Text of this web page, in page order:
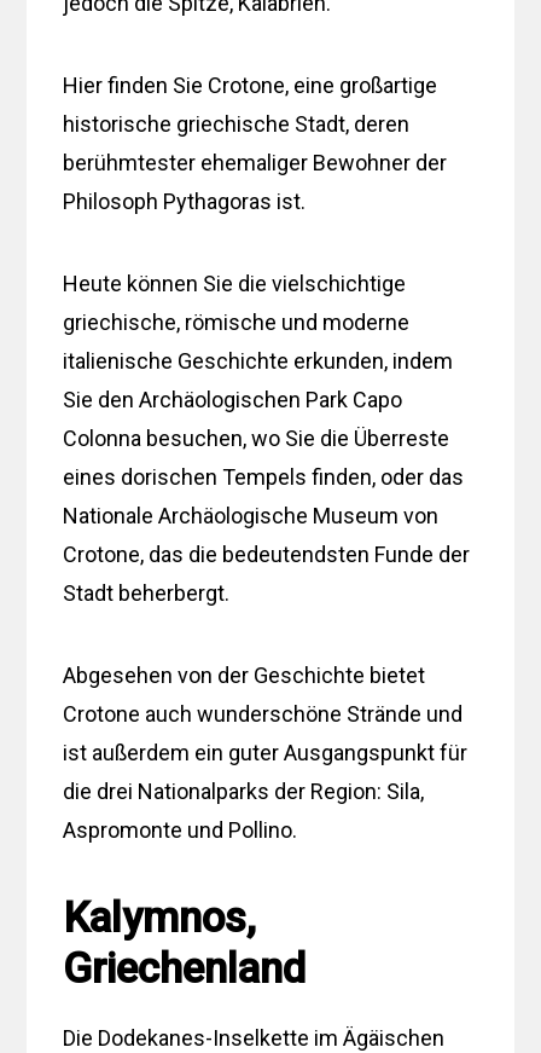
Hier finden Sie Crotone, eine großartige
historische griechische Stadt, deren
berühmtester ehemaliger Bewohner der
Philosoph Pythagoras ist.
Heute können Sie die vielschichtige
griechische, römische und moderne
italienische Geschichte erkunden, indem
Sie den Archäologischen Park Capo
Colonna besuchen, wo Sie die Überreste
eines dorischen Tempels finden, oder das
Nationale Archäologische Museum von
Crotone, das die bedeutendsten Funde der
Stadt beherbergt.
Abgesehen von der Geschichte bietet
Crotone auch wunderschöne Strände und
ist außerdem ein guter Ausgangspunkt für
die drei Nationalparks der Region: Sila,
Aspromonte und Pollino.
Kalymnos,
Griechenland
Die Dodekanes-Inselkette im Ägäischen